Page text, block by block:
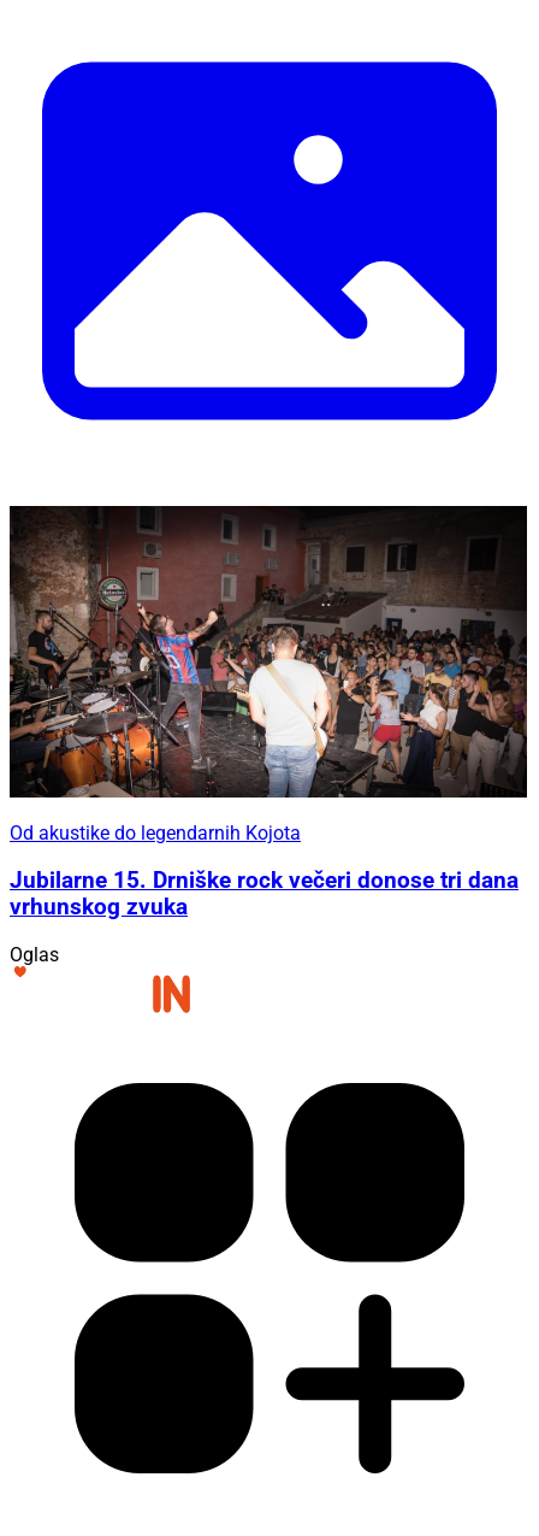
Od akustike do legendarnih Kojota
Jubilarne 15. Drniške rock večeri donose tri dana
vrhunskog zvuka
Oglas